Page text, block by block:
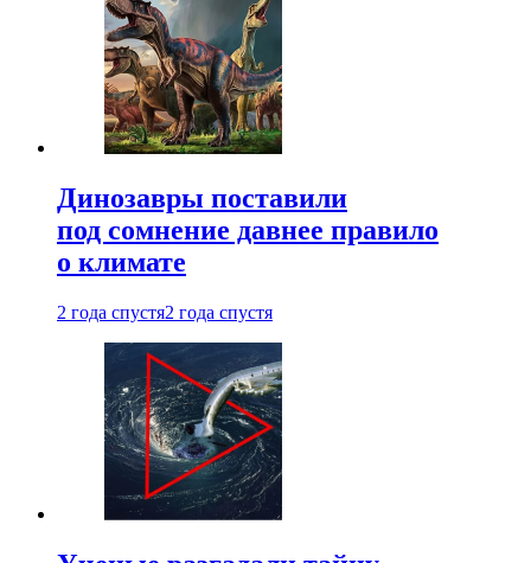
Динозавры поставили
под сомнение давнее правило
о климате
2 года спустя2 года спустя